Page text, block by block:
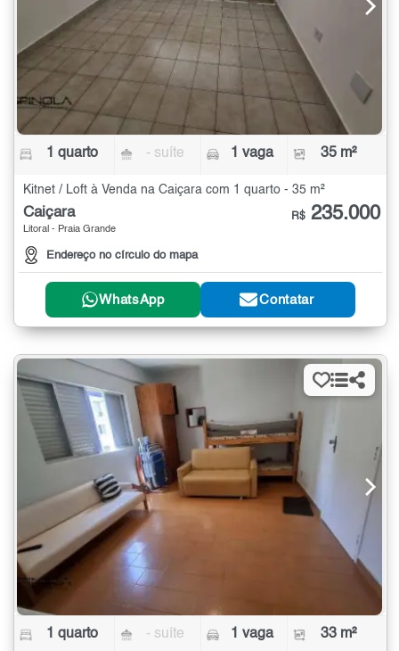
1 quarto - suíte 1 vaga 35 m²
Kitnet / Loft à Venda na Caiçara com 1 quarto - 35 m²
Caiçara
Litoral - Praia Grande
Endereço no círculo do mapa
R$ 235.000
WhatsApp Contatar
1 quarto - suíte 1 vaga 33 m²